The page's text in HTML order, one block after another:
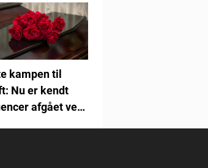
kampen til
Nu er kendt
afgået ved